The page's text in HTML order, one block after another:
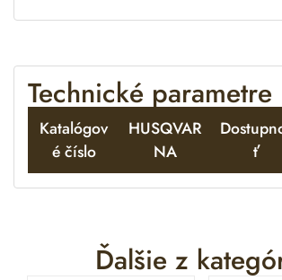
Technické parametre
Katalógov
é číslo
HUSQVAR
NA
ť
Ďalšie z